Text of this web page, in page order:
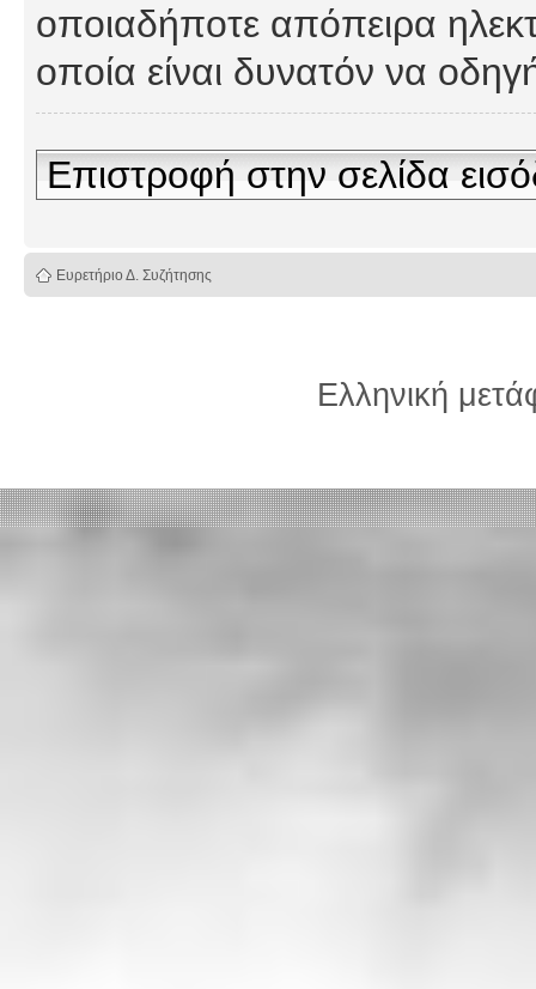
οποιαδήποτε απόπειρα
οποία είναι δυνατόν να
Επιστροφή στην σελίδα
Ευρετήριο Δ. Συζήτησης
Ελληνική